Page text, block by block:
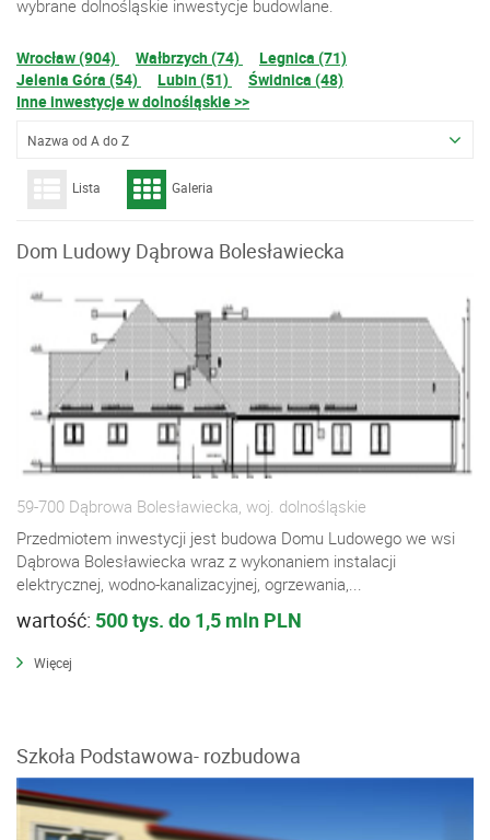
wybrane dolnośląskie inwestycje budowlane.
Wrocław (904) Wałbrzych (74)
Legnica (71)
Jelenia Góra (54)
Lubin (51)
Świdnica (48)
Inne inwestycje w dolnośląskie >>
Nazwa od A do Z
Lista Galeria
Dom Ludowy Dąbrowa Bolesławiecka
59-700 Dąbrowa Bolesławiecka, woj. dolnośląskie
Przedmiotem inwestycji jest budowa Domu Ludowego we wsi
Dąbrowa Bolesławiecka wraz z wykonaniem instalacji
elektrycznej, wodno-kanalizacyjnej, ogrzewania,...
wartość: 500 tys. do 1,5 mln PLN
Więcej
Szkoła Podstawowa- rozbudowa